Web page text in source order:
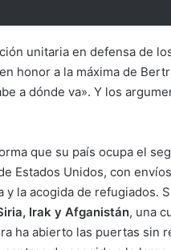
unitaria en defensa de
honor a la máxima de
a dónde va». Y los
que su país ocupa el
Estados Unidos, con
y la acogida de refugiados.
Irak y Afganistán, una
ha abierto las puertas sin